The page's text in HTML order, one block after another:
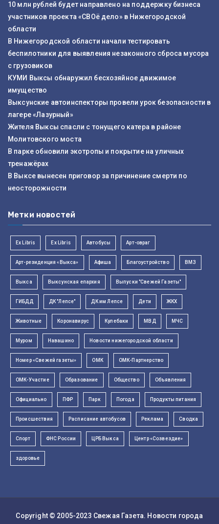
10 млн рублей будет направлено на поддержку бизнеса
участников проекта «СВОё дело» в Нижегородской
области
В Нижегородской области начали тестировать
беспилотники для выявления незаконного сброса мусора
с грузовиков
КУМИ Выксы обнаружил бесхозяйное движимое
имущество
Выксунские автоинспекторы провели урок безопасности в
лагере «Лазурный»
Жителя Выксы спасли с тонущего катера в районе
Молитовского моста
В парке обновили экотропы и покрытие на уличных
тренажёрах
В Выксе вынесен приговор за причинение смерти по
неосторожности
Метки новостей
Ex Libris Ex Libris Автобусы Арт-овраг
Арт-резиденция «Выкса» Афиша Благоустройство ВМЗ
Выкса Выксунская епархия Выпуски "Свежей Газеты"
ГИБДД ДК "Лепсе" ДК им Лепсе Дети ЖКХ
Животные Коронавирус Кулебаки МВД МЧС
Муром Навашино Новости нижегородской области
Номер «Свежей газеты» ОМК ОМК-Партнерство
ОМК-Участие Образование Общество Объявления
Официально ПФР Парк Погода Продукты питания
Происшествия Расписание автобусов Реклама Сводка
Спорт ФНС России ЦРБ Выкса Центр «Созвездие»
здоровье
Copyright © 2005-2023 Свежая Газета. Новости города